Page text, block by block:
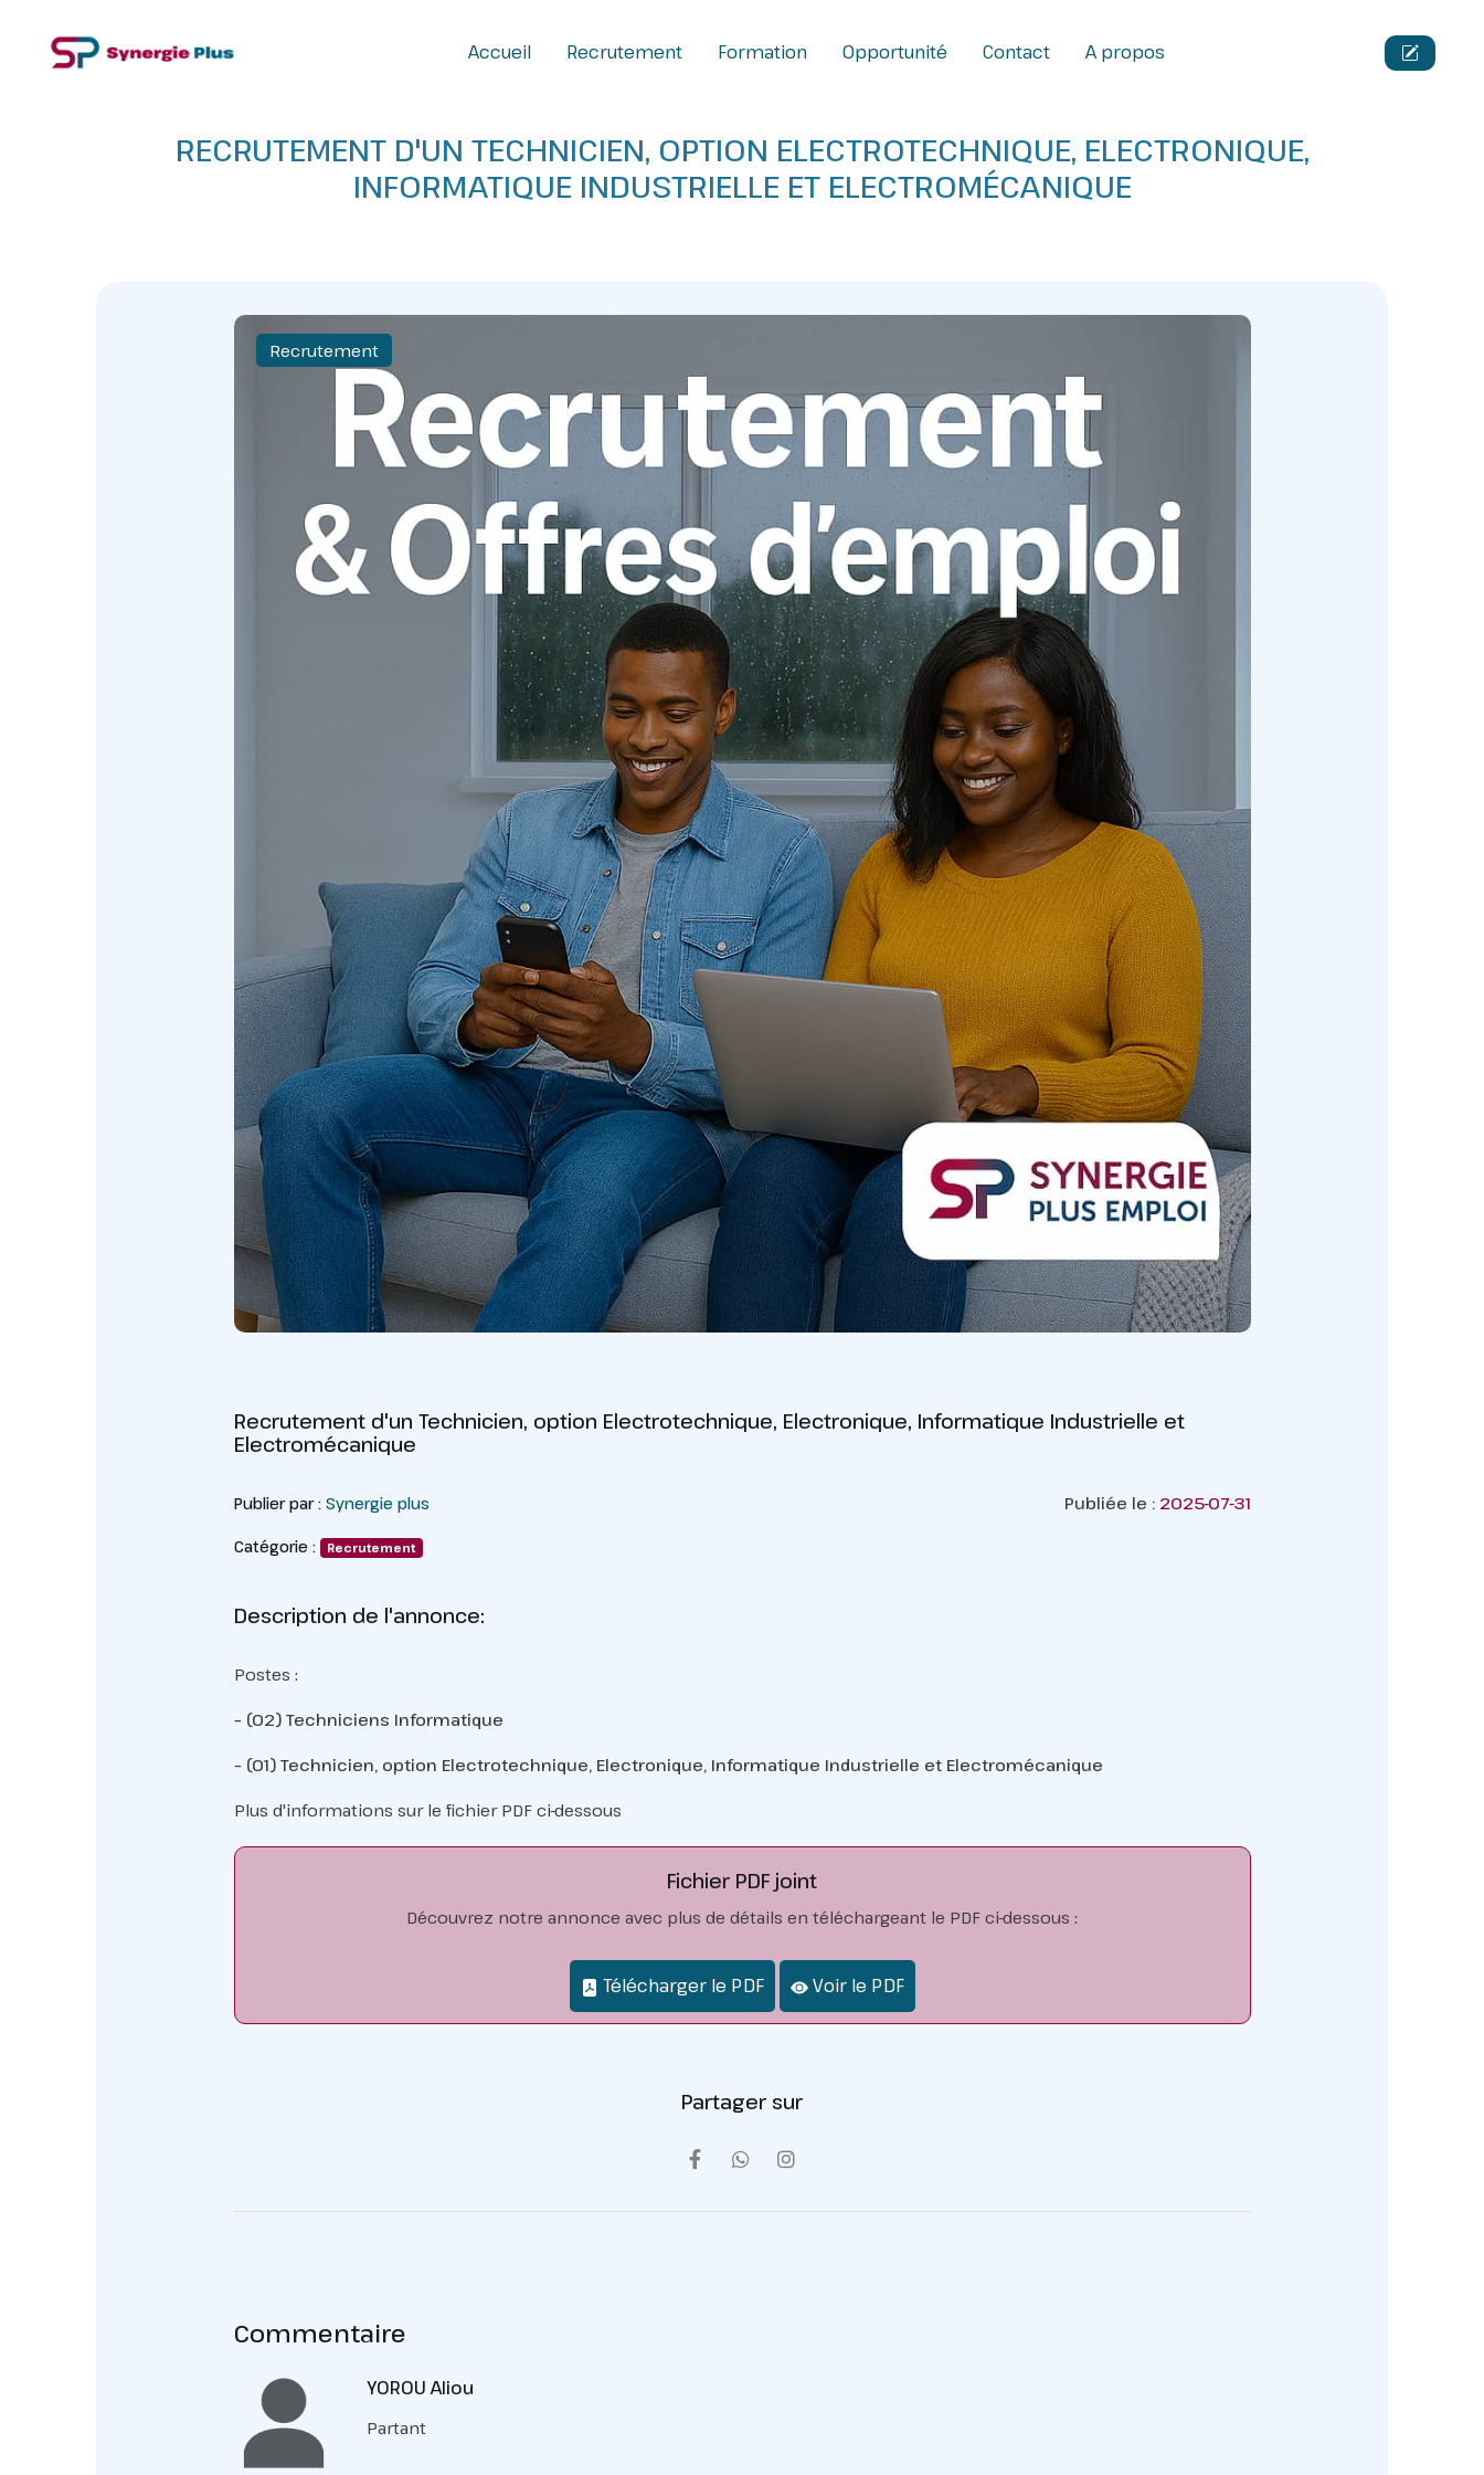
Accueil Recrutement Formation Opportunité Contact A propos
RECRUTEMENT D'UN TECHNICIEN, OPTION ELECTROTECHNIQUE, ELECTRONIQUE,
INFORMATIQUE INDUSTRIELLE ET ELECTROMÉCANIQUE
Recrutement
Recrutement d'un Technicien, option Electrotechnique, Electronique, Informatique Industrielle et
Electromécanique
Publier par : Synergie plus
Catégorie : Recrutement
Publiée le : 2025-07-31
Description de l'annonce:
Postes :
– (02) Techniciens Informatique
– (01) Technicien, option Electrotechnique, Electronique, Informatique Industrielle et Electromécanique
Plus d'informations sur le fichier PDF ci-dessous
Fichier PDF joint
Découvrez notre annonce avec plus de détails en téléchargeant le PDF ci-dessous :
Télécharger le PDF Voir le PDF
Partager sur
Commentaire
YOROU Aliou
Partant